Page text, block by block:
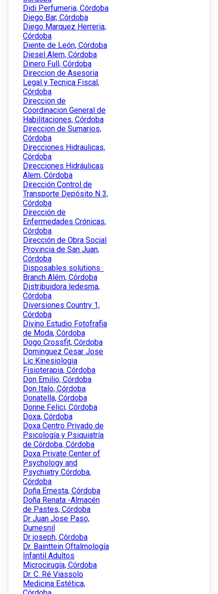
Didi Perfumeria, Córdoba
Diego Bar, Córdoba
Diego Marquez Herreria,
Córdoba
Diente de León, Córdoba
Diesel Alem, Córdoba
Dinero Full, Córdoba
Direccion de Asesoria
Legal y Tecnica Fiscal,
Córdoba
Direccion de
Coordinacion General de
Habilitaciones, Córdoba
Direccion de Sumarios,
Córdoba
Direcciones Hidraulicas,
Córdoba
Direcciones Hidráulicas
Alem, Córdoba
Dirección Control de
Transporte Depósito N 3,
Córdoba
Dirección de
Enfermedades Crónicas,
Córdoba
Dirección de Obra Social
Provincia de San Juan,
Córdoba
Disposables solutions ·
Branch Além, Córdoba
Distribuidora ledesma,
Córdoba
Diversiones Country 1,
Córdoba
Divino Estudio Fotofrafia
de Moda, Córdoba
Dogo Crossfit, Córdoba
Dominguez Cesar Jose
Lic Kinesiologia
Fisioterapia, Córdoba
Don Emilio, Córdoba
Don Italo, Córdoba
Donatella, Córdoba
Donne Felici, Córdoba
Doxa, Córdoba
Doxa Centro Privado de
Psicología y Psiquiatría
de Córdoba, Córdoba
Doxa Private Center of
Psychology and
Psychiatry Córdoba,
Córdoba
Doña Ernesta, Córdoba
Doña Renata -Almacén
de Pastes, Córdoba
Dr Juan Jose Paso,
Dumesnil
Dr joseph, Córdoba
Dr. Bainttein Oftalmología
Infantil Adultos
Microcirugía, Córdoba
Dr. C. Ré Viassolo
Medicina Estética,